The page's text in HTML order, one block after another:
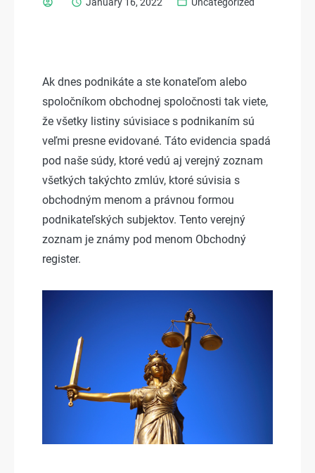
Ak dnes podnikáte a ste konateľom alebo
spoločníkom obchodnej spoločnosti tak viete,
že všetky listiny súvisiace s podnikaním sú
veľmi presne evidované. Táto evidencia spadá
pod naše súdy, ktoré vedú aj verejný zoznam
všetkých takýchto zmlúv, ktoré súvisia s
obchodným menom a právnou formou
podnikateľských subjektov. Tento verejný
zoznam je známy pod menom Obchodný
register.